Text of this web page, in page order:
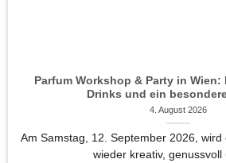
Parfum Workshop & Party in Wien:
Drinks und ein
4. August 2026
Am Samstag, 12. September 2026, wird
wieder kreativ, genussvoll